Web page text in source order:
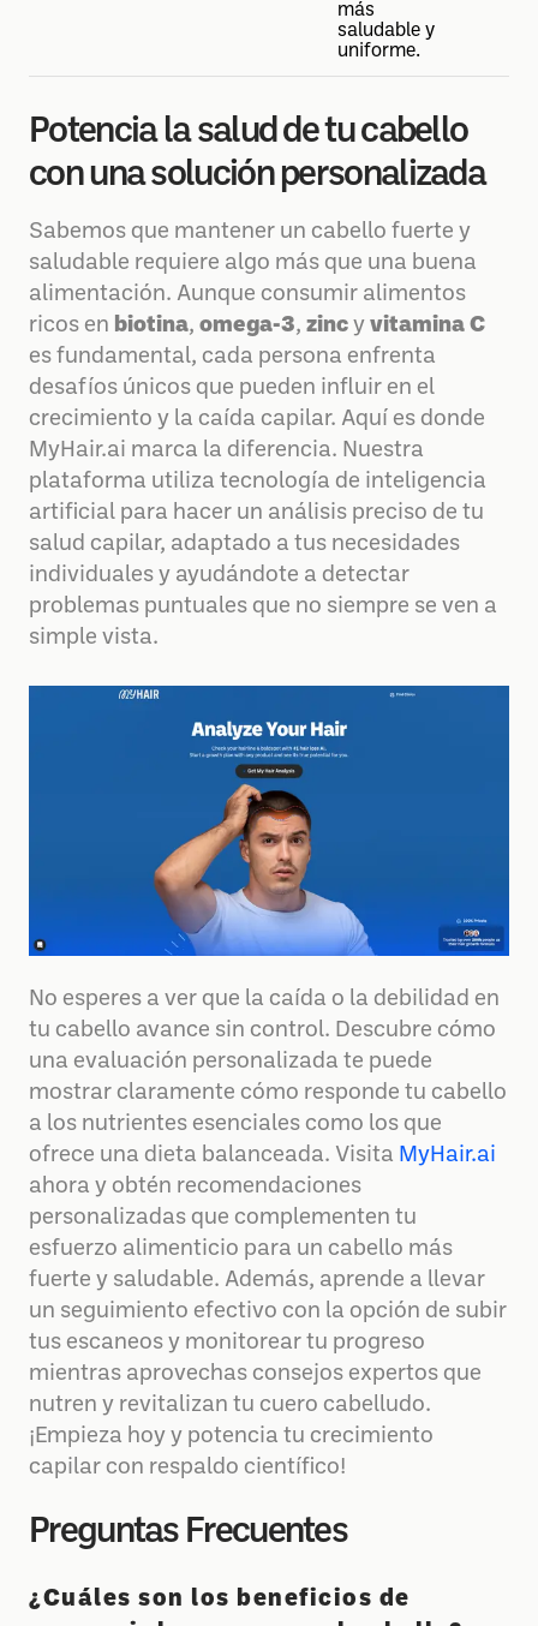
más
saludable y
uniforme.
Potencia la salud de tu cabello
con una solución personalizada
Sabemos que mantener un cabello fuerte y
saludable requiere algo más que una buena
alimentación. Aunque consumir alimentos
ricos en biotina, omega-3, zinc y vitamina C
es fundamental, cada persona enfrenta
desafíos únicos que pueden influir en el
crecimiento y la caída capilar. Aquí es donde
MyHair.ai marca la diferencia. Nuestra
plataforma utiliza tecnología de inteligencia
artificial para hacer un análisis preciso de tu
salud capilar, adaptado a tus necesidades
individuales y ayudándote a detectar
problemas puntuales que no siempre se ven a
simple vista.
No esperes a ver que la caída o la debilidad en
tu cabello avance sin control. Descubre cómo
una evaluación personalizada te puede
mostrar claramente cómo responde tu cabello
a los nutrientes esenciales como los que
ofrece una dieta balanceada. Visita MyHair.ai
ahora y obtén recomendaciones
personalizadas que complementen tu
esfuerzo alimenticio para un cabello más
fuerte y saludable. Además, aprende a llevar
un seguimiento efectivo con la opción de subir
tus escaneos y monitorear tu progreso
mientras aprovechas consejos expertos que
nutren y revitalizan tu cuero cabelludo.
¡Empieza hoy y potencia tu crecimiento
capilar con respaldo científico!
Preguntas Frecuentes
¿Cuáles son los beneficios de